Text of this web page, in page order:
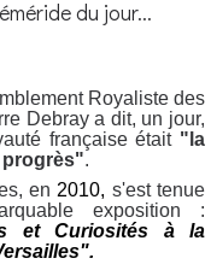
du jour...
Royaliste des
Debray a dit, un jour,
française était "la
.
en2010, s'est tenue
exposition :
et Curiosités à la